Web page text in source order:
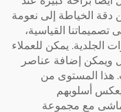
دقة الخياطة إلى نعومة
تصميماتنا القياسية،
الجلدية. يمكن للعملاء
ويمكن إضافة عناصر
هذا المستوى من
يعكس أسلوبهم
مع مجموعة